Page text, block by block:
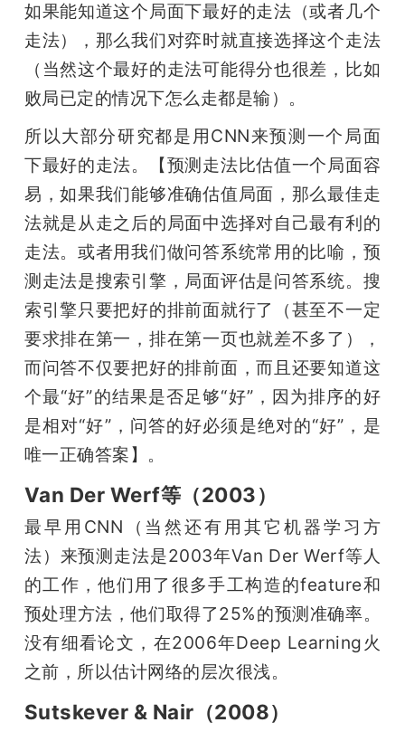
如果能知道这个局面下最好的走法（或者几个
走法），那么我们对弈时就直接选择这个走法
（当然这个最好的走法可能得分也很差，比如
败局已定的情况下怎么走都是输）。
所以大部分研究都是用CNN来预测一个局面
下最好的走法。【预测走法比估值一个局面容
易，如果我们能够准确估值局面，那么最佳走
法就是从走之后的局面中选择对自己最有利的
走法。或者用我们做问答系统常用的比喻，预
测走法是搜索引擎，局面评估是问答系统。搜
索引擎只要把好的排前面就行了（甚至不一定
要求排在第一，排在第一页也就差不多了），
而问答不仅要把好的排前面，而且还要知道这
个最“好”的结果是否足够“好”，因为排序的好
是相对“好”，问答的好必须是绝对的“好”，是
唯一正确答案】。
Van Der Werf等（2003）
最早用CNN（当然还有用其它机器学习方
法）来预测走法是2003年Van Der Werf等人
的工作，他们用了很多手工构造的feature和
预处理方法，他们取得了25%的预测准确率。
没有细看论文，在2006年Deep Learning火
之前，所以估计网络的层次很浅。
Sutskever & Nair（2008）